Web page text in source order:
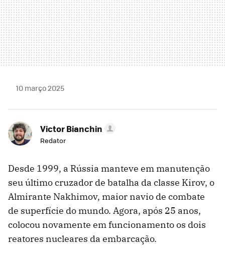
10 março 2025
Victor Bianchin
Redator
Desde 1999, a Rússia manteve em manutenção
seu último cruzador de batalha da classe Kirov, o
Almirante Nakhimov, maior navio de combate
de superfície do mundo. Agora, após 25 anos,
colocou novamente em funcionamento os dois
reatores nucleares da embarcação.